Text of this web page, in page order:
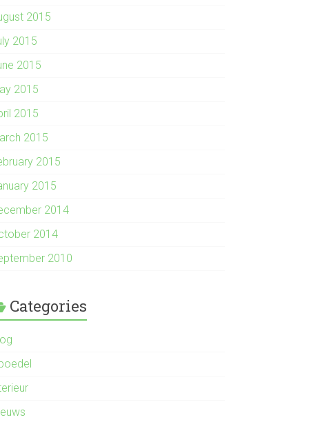
2015
2015
2015
2015
2015
2015
2015
2015
2014
2014
2010
Categories